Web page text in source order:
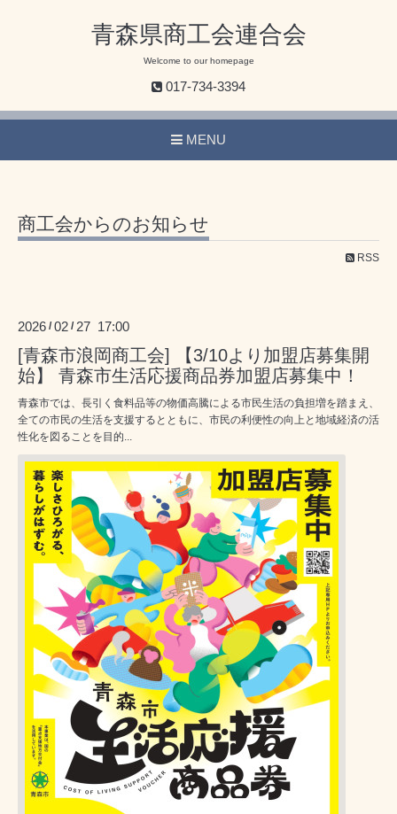
青森県商工会連合会
Welcome to our homepage
017-734-3394
MENU
商工会からのお知らせ
RSS
2026 /02 / 27 17:00
[青森市浪岡商工会] 【3/10より加盟店募集開
始】 青森市生活応援商品券加盟店募集中！
青森市では、長引く食料品等の物価高騰による市民生活の負担増を踏まえ、
全ての市民の生活を支援するとともに、市民の利便性の向上と地域経済の活
性化を図ることを目的...